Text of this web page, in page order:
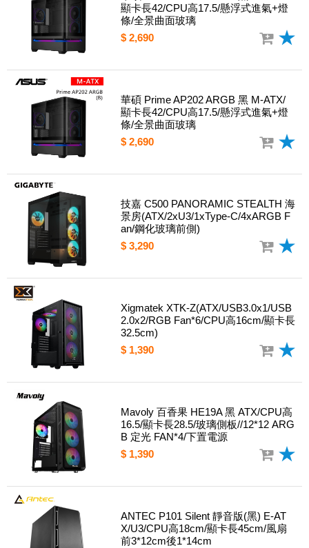
顯卡長42/CPU高17.5/懸浮式進氣+燈
條/全景曲面玻璃
$ 2,690
華碩 Prime AP202 ARGB 黑 M-ATX/
顯卡長42/CPU高17.5/懸浮式進氣+燈
條/全景曲面玻璃
$ 2,690
技嘉 C500 PANORAMIC STEALTH 海
景房(ATX/2xU3/1xType-C/4xARGB F
an/鋼化玻璃前側)
$ 3,290
Xigmatek XTK-Z(ATX/USB3.0x1/USB
2.0x2/RGB Fan*6/CPU高16cm/顯卡長
32.5cm)
$ 1,390
Mavoly 百香果 HE19A 黑 ATX/CPU高
16.5/顯卡長28.5/玻璃側板//12*12 ARG
B 定光 FAN*4/下置電源
$ 1,390
ANTEC P101 Silent 靜音版(黑) E-AT
X/U3/CPU高18cm/顯卡長45cm/風扇
前3*12cm後1*14cm